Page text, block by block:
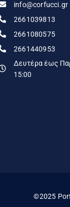
info@corfucci.gr
2661039813
2661080575
2661440953
Δευτέρα έως
15:00
©2025